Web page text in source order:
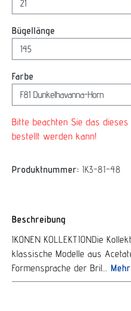
Bügellänge
Farbe
Bitte beachten Sie das
bestellt werden kann!
Produktnummer: IK3-81-48
Beschreibung
IKONEN KOLLEKTIONDie
klassische Modelle aus
Formensprache der Bril… Mehr